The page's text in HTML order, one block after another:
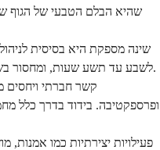
שהיא הבלם הטבעי של הגוף
שינה מספקת היא בסיסית
לשבע עד תשע שעות, ומחסור בשינה מחמיר חרדה באופן משמעותי.
קשר חברתי ויחסים
ופרספקטיבה. בידוד בדרך כלל
פעילויות יצירתיות כמו אמנות,